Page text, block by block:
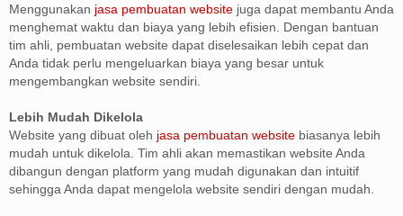
Menggunakan jasa pembuatan website juga dapat membantu Anda
menghemat waktu dan biaya yang lebih efisien. Dengan bantuan
tim ahli, pembuatan website dapat diselesaikan lebih cepat dan
Anda tidak perlu mengeluarkan biaya yang besar untuk
mengembangkan website sendiri.
Lebih Mudah Dikelola
Website yang dibuat oleh jasa pembuatan website biasanya lebih
mudah untuk dikelola. Tim ahli akan memastikan website Anda
dibangun dengan platform yang mudah digunakan dan intuitif
sehingga Anda dapat mengelola website sendiri dengan mudah.